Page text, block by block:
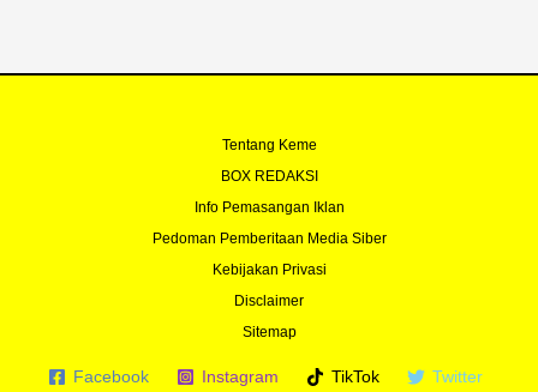
Tentang Keme
BOX REDAKSI
Info Pemasangan Iklan
Pedoman Pemberitaan Media Siber
Kebijakan Privasi
Disclaimer
Sitemap
Facebook Instagram TikTok Twitter